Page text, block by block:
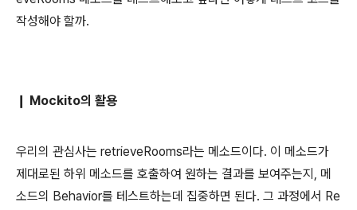
작성해야 할까.
Mockito의 활용
우리의 관심사는 retrieveRooms라는 메소드이다. 이 메소드가
제대로된 하위 메소드를 호출하여 원하는 결과를 보여주는지, 메
소드의 Behavior를 테스트하는데 집중하면 된다. 그 과정에서 Re